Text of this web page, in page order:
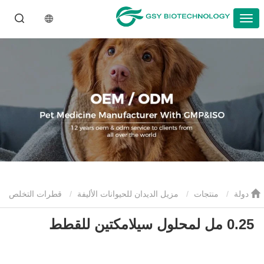
منتجات مزيل الديدان للحيوانات الأليفة قطرات التخلص
من الديدان للحيوانات الأليفة 0.25 مل لمحلول سيلامكتين للقطط 0.25 مل لمحلول سيلامكتين للقطط